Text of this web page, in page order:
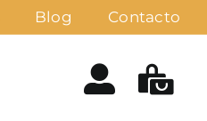
Blog Contacto